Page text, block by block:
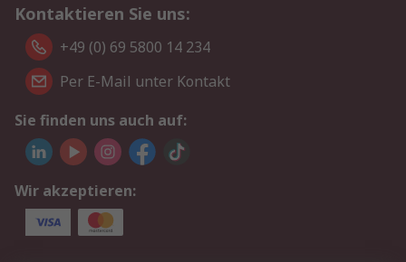
Kontaktieren Sie uns:
+49 (0) 69 5800 14 234
Per E-Mail unter Kontakt
Sie finden uns auch auf:
Wir akzeptieren: